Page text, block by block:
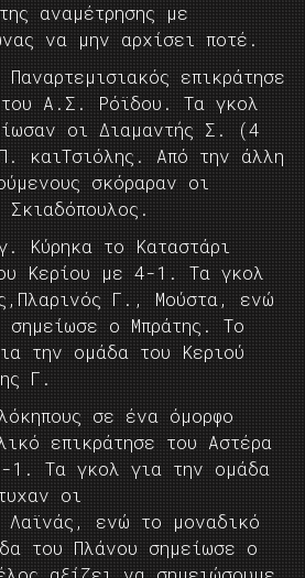
αναμέτρησης με
να μην αρχίσει ποτέ.
επικράτησε
Α.Σ. Ρόϊδου. Τα γκολ
οι Διαμαντής Σ. (4
καιΤσιόλης. Από την άλλη
σκόραραν οι
Κύρηκα το Καταστάρι
Κερίου με 4-1. Τα γκολ
Γ., Μούστα, ενώ
σημείωσε ο Μπράτης. Το
την ομάδα του Κεριού
Γ.
σε ένα όμορφο
επικράτησε του Αστέρα
1. Τα γκολ για την ομάδα
οι
Λαϊνάς, ενώ το μοναδικό
του Πλάνου σημείωσε ο